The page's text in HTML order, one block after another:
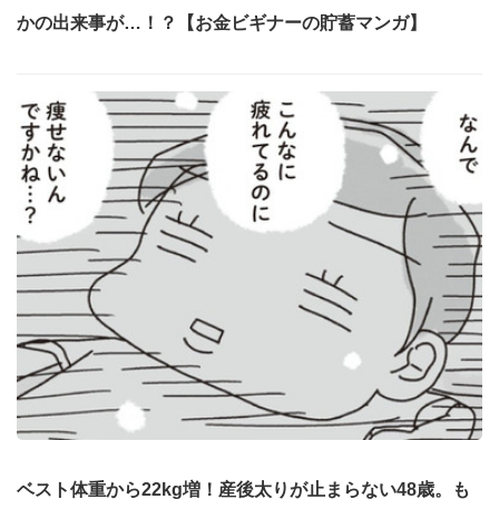
かの出来事が…！？【お金ビギナーの貯蓄マンガ】
ベスト体重から22kg増！産後太りが止まらない48歳。も